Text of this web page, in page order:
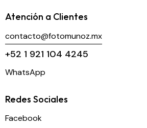
Atención a Clientes
contacto@fotomunoz.mx
+52 1 921 104 4245
WhatsApp
Redes Sociales
Facebook